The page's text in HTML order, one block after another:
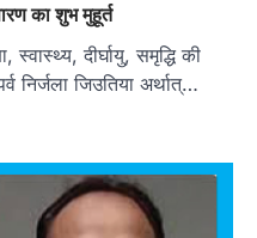
का शुभ मुहूर्त
दीर्घायु, समृद्धि की
निर्जला जिउतिया अर्थात्…